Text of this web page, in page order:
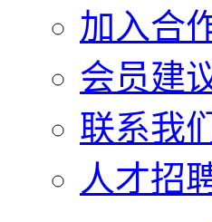
加入合
会员建
联系我们
人才招